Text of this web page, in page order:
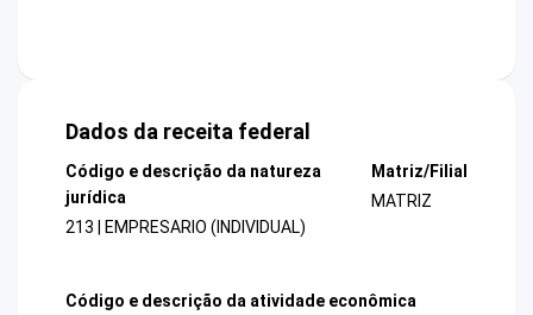
Dados da receita federal
Código e descrição da natureza
jurídica
213 | EMPRESARIO (INDIVIDUAL)
Matriz/Filial
MATRIZ
Código e descrição da atividade econômica